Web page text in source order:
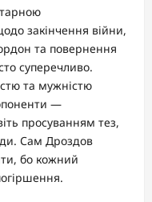
закінчення війни,
та повернення
суперечливо.
та мужністю
—
просуванням тез,
Сам Дроздов
бо кожний